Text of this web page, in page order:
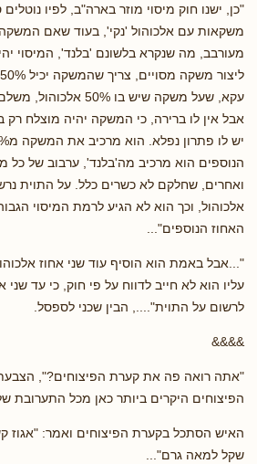
"כן, ישנו חוק מיסוי מוזר בארה"ב, לפיו
משקאות עם אלכוהול 'נקי', בעוד שאם
מעורבב, מה שנקרא בלשונם 'בלנד', המיסוי
עקא, שעל משקה שיש בו
אבל אין לו ברירה, כי המשקה יהיה מוצלח רק
הנוספים הוא מרכיב מה'בלנד', ערבוב של כל
אלכוהול, וכך הוא לא הגיע לרמת המיסוי
האחוז הנוספים"...
"...אבל באמת הוא הוסיף עוד שני אחוז
עליו הוא לא חייב לדווח על פי חוק, כי עד
לרשום על התוית"...., הבין שכני לספסל.
&&&&
"אתה רואה פה את קערת הפיצוחים?",
הפיצוחים היקרים ביותר כאן מכל התערובת
האיש הסתכל בקערת הפיצוחים ואמר: "אגוז
שקל למאה גרם"...